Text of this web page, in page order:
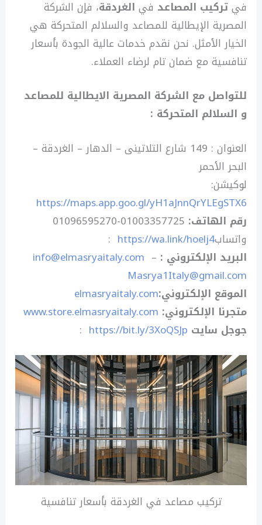
فيتركيب المصاعد في الغردقة، فإن الشركة
المصرية الإيطالية للمصاعد والسلالم المتحركة هي
الخيار الأمثل. نحن نقدم خدمات عالية الجودة بأسعار
تنافسية مع ضمان تام لرضاء العملاء.
للتواصل مع الشركة المصرية الايطالية للمصاعد
و السلالم المتحركة :
العنوان : 149 شارع التلاتينى – الدهار – الغردقة –
البحر الأحمر
لوكيشن:
https://maps.app.goo.gl/yH1aJnnQrYLEgSTX6
رقم الهاتف:
01096595270-01003357725
واتساب
: https://wa.link/hoelj4
البريد الإلكتروني :
info@elmasryaitaly.com –
Masrya1Italy@gmail.com
الموقع الإلكتروني:
elmasryaitaly.com
متجرنا الإلكتروني:
www.store.elmasryaitaly.com
جوجل سايت
: https://bit.ly/3XoQSJp
تركيب مصاعد في الغردقة بأسعار تنافسية